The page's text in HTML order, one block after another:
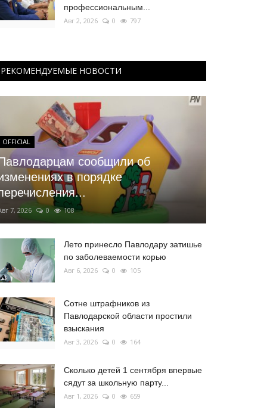
профессиональным...
Авг 2, 2026 0 797
РЕКОМЕНДУЕМЫЕ НОВОСТИ
OFFICIAL
сообщили об
в порядке
7, 2026 0 108
Лето принесло Павлодару затишье
по заболеваемости корью
Авг 6, 2026 0 105
Сотне штрафников из
Павлодарской области простили
взыскания
Авг 3, 2026 0 164
Сколько детей 1 сентября впервые
сядут за школьную парту...
Авг 1, 2026 0 659